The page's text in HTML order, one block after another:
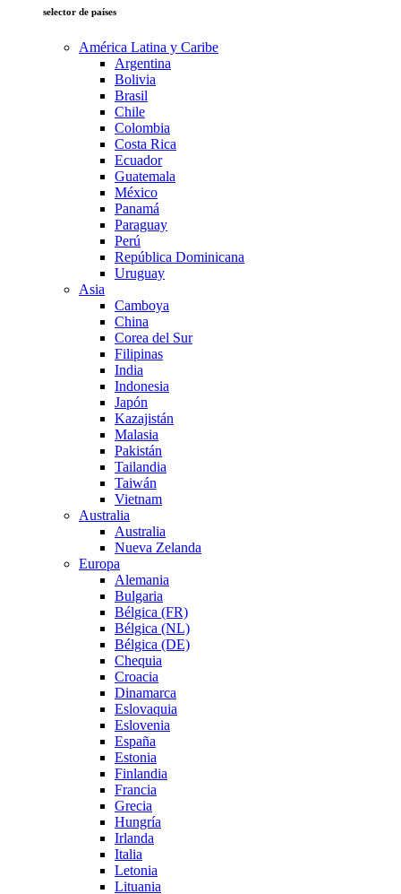
selector de países
América Latina y Caribe
Argentina
Bolivia
Brasil
Chile
Colombia
Costa Rica
Ecuador
Guatemala
México
Panamá
Paraguay
Perú
República Dominicana
Uruguay
Asia
Camboya
China
Corea del Sur
Filipinas
India
Indonesia
Japón
Kazajistán
Malasia
Pakistán
Tailandia
Taiwán
Vietnam
Australia
Australia
Nueva Zelanda
Europa
Alemania
Bulgaria
Bélgica (FR)
Bélgica (NL)
Bélgica (DE)
Chequia
Croacia
Dinamarca
Eslovaquia
Eslovenia
España
Estonia
Finlandia
Francia
Grecia
Hungría
Irlanda
Italia
Letonia
Lituania